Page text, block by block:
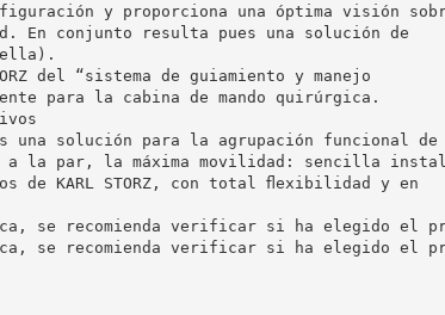
y proporciona una óptima visión
En conjunto resulta pues una solución de
del “sistema de guiamiento y manejo
para la cabina de mando quirúrgica.
una solución para la agrupación funcional de
a la par, la máxima movilidad: sencilla
KARL STORZ, con total ﬂexibilidad y en
se recomienda verificar si ha elegido el
se recomienda verificar si ha elegido el